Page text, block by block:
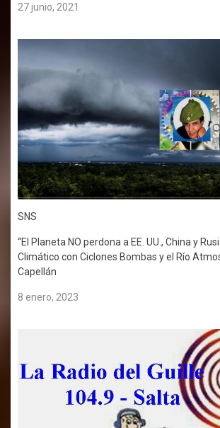
27 junio, 2021
SNS
“El Planeta NO perdona a EE. UU., China y
Climático con Ciclones Bombas y el Río
Capellán
8 enero, 2023